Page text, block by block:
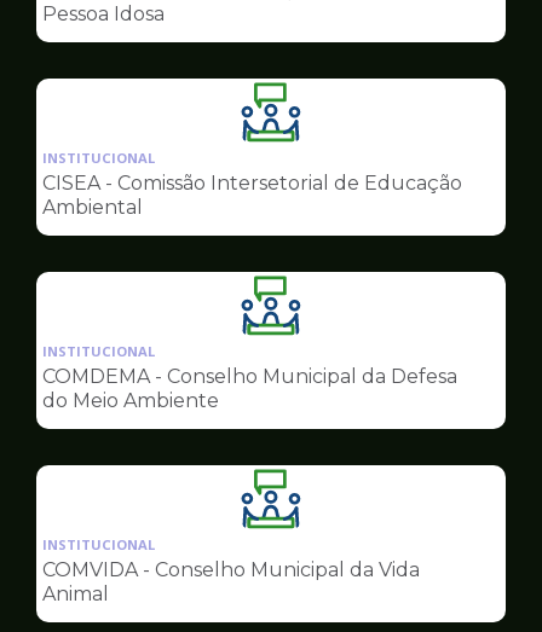
Conselhos
Pessoa Idosa
Ilustração
da
pagina
Conselhos
INSTITUCIONAL
CISEA - Comissão Intersetorial de Educação
Ambiental
Ilustração
da
pagina
Conselhos
INSTITUCIONAL
COMDEMA - Conselho Municipal da Defesa
do Meio Ambiente
Ilustração
da
pagina
Conselhos
INSTITUCIONAL
COMVIDA - Conselho Municipal da Vida
Animal